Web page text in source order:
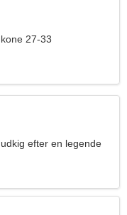
27-33
efter en legende